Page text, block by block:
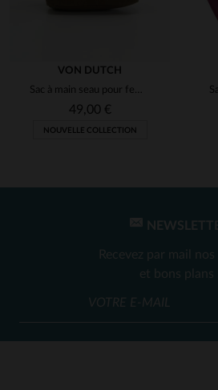
VON DUTCH
Sac à main seau pour femme avec strass
49,00 €
NOUVELLE COLLECTION
Recevez par mail
et bons plans !